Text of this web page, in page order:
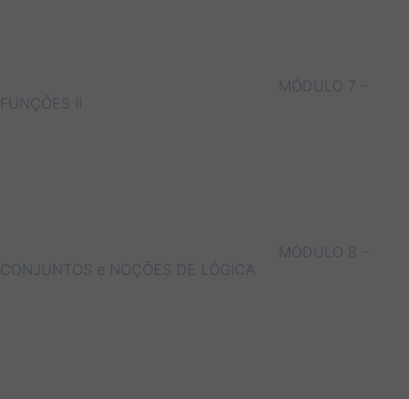
MÓDULO 7 –
FUNÇÕES II
MÓDULO 8 –
CONJUNTOS e NOÇÕES DE LÓGICA